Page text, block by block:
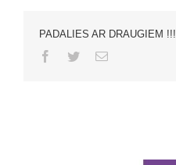
PADALIES AR DRAUGIEM !!!
Facebook
TwitterEmail